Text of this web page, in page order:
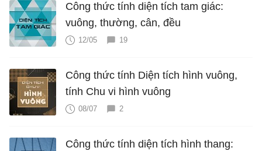
Công thức tính diện tích tam giác:
vuông, thường, cân, đều
12/05 19
Công thức tính Diện tích hình vuông,
tính Chu vi hình vuông
08/07 2
Công thức tính diện tích hình thang: